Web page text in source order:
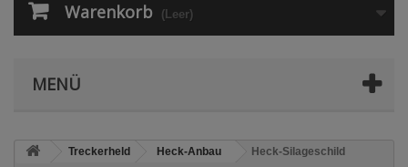
Warenkorb (Leer)
MENÜ
Treckerheld Heck-Anbau
Heck-Silageschild